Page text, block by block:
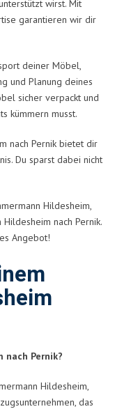
wirst. Mit
garantieren wir dir
deiner Möbel,
und Planung deines
sicher verpackt und
kümmern musst.
nach Pernik bietet dir
Du sparst dabei nicht
Hildesheim,
nach Pernik.
Angebot!
nach Pernik?
Hildesheim,
das